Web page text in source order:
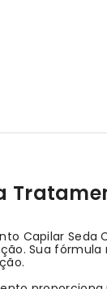
Capilar
Sua